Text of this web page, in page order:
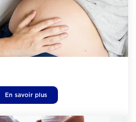
En savoir plus